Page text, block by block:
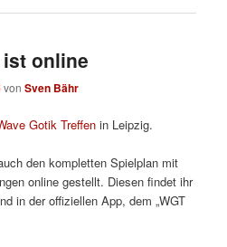
ist online
vonSven Bähr
Gotik Treffen in Leipzig.
den kompletten Spielplan mit
online gestellt. Diesen findet ihr
in der offiziellen App, dem „WGT